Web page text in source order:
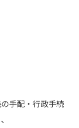
手配・行政手続